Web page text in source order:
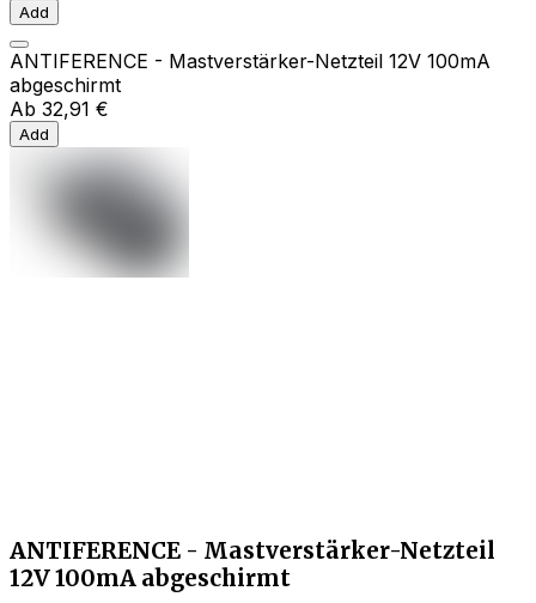
Add
ANTIFERENCE - Mastverstärker-Netzteil 12V 100mA
abgeschirmt
Ab 32,91 €
Add
ANTIFERENCE - Mastverstärker-Netzteil
12V 100mA abgeschirmt